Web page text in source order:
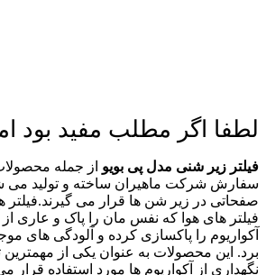
لطفا اگر مطلب مفید بود
فیلتر زیر شنی مدل پی بویو از جمله
سفارش شرکت ماهیران ساخته و تولید می
صفحاتی در زیر شن ها قرار می گیرند.فیلتر
فیلتر های هوا که نفس مان را پاک و عاری
آکواریوم را پاکسازی کرده و آلودگی های
برد. این محصولات به عنوان یکی از مهمترین
نگهداری از آکواریوم ها مورد استفاده قرار